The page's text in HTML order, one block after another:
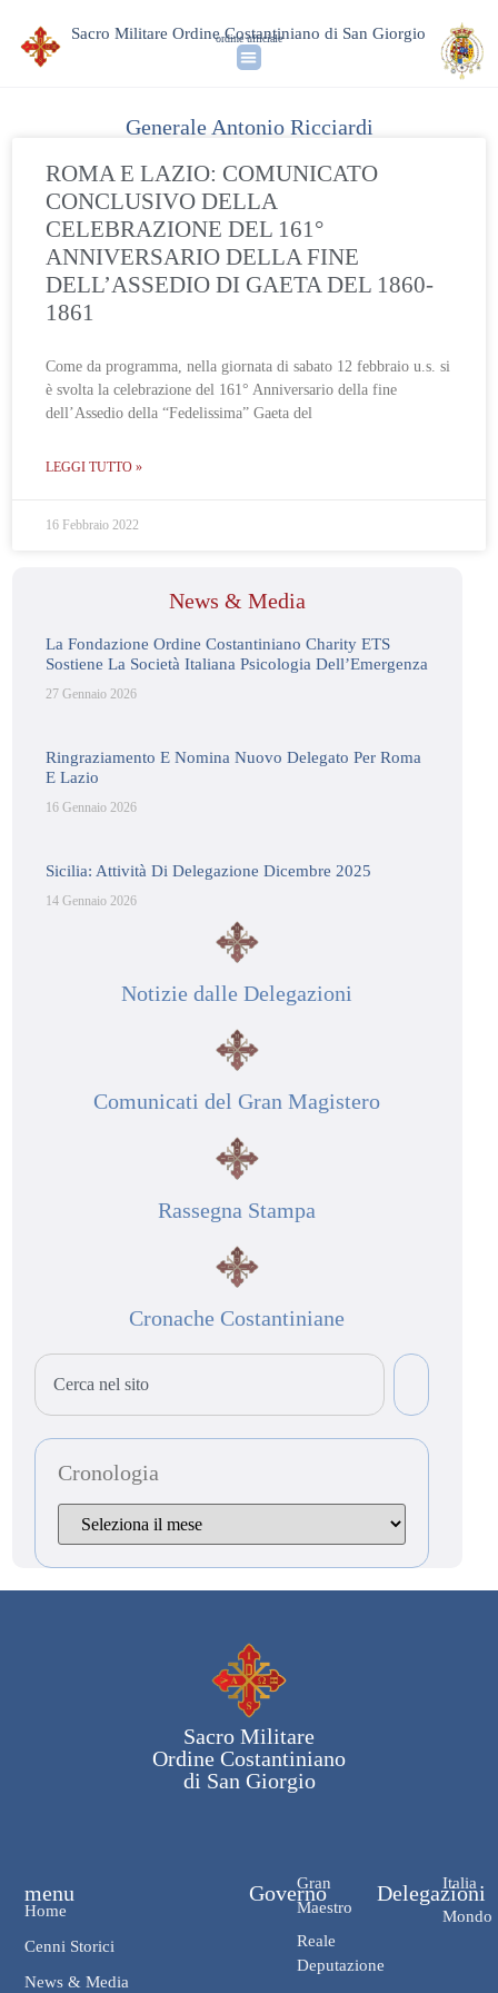
Sacro Militare Ordine Costantiniano di San Giorgio
ordine ufficiale
Generale Antonio Ricciardi
ROMA E LAZIO: COMUNICATO
CONCLUSIVO DELLA
CELEBRAZIONE DEL 161°
ANNIVERSARIO DELLA FINE
DELL’ASSEDIO DI GAETA DEL 1860-
1861
Come da programma, nella giornata di sabato 12 febbraio u.s. si
è svolta la celebrazione del 161° Anniversario della fine
dell’Assedio della “Fedelissima” Gaeta del
LEGGI TUTTO »
16 Febbraio 2022
News & Media
La Fondazione Ordine Costantiniano Charity ETS
Sostiene La Società Italiana Psicologia Dell’Emergenza
27 Gennaio 2026
Ringraziamento E Nomina Nuovo Delegato Per Roma
E Lazio
16 Gennaio 2026
Sicilia: Attività Di Delegazione Dicembre 2025
14 Gennaio 2026
Notizie dalle Delegazioni
Comunicati del Gran Magistero
Rassegna Stampa
Cronache Costantiniane
Cronologia
Sacro Militare
Ordine Costantiniano
di San Giorgio
Governo
Gran
Maestro
Reale
Deputazione
Delegazioni
Italia
Mondo
menu
Home
Cenni Storici
News & Media